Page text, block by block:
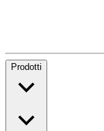
Prodotti